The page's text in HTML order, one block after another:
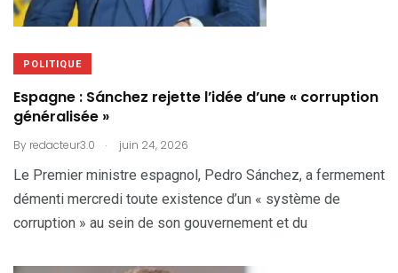
POLITIQUE
Espagne : Sánchez rejette l’idée d’une « corruption
généralisée »
By redacteur3.0 . juin 24, 2026
Le Premier ministre espagnol, Pedro Sánchez, a fermement
démenti mercredi toute existence d’un « système de
corruption » au sein de son gouvernement et du